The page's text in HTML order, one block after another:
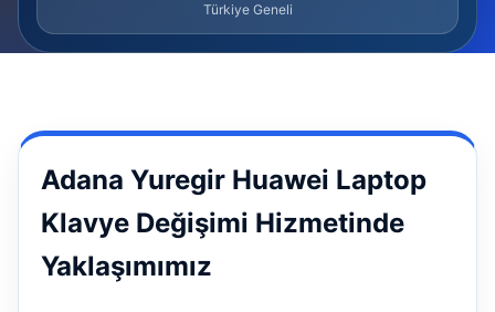
Türkiye Geneli
Adana Yuregir Huawei Laptop
Klavye Değişimi Hizmetinde
Yaklaşımımız